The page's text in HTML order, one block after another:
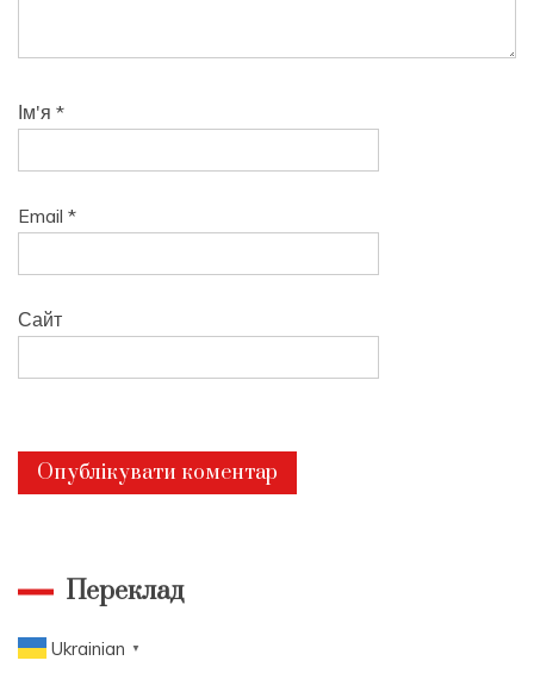
Ім'я *
Email *
Сайт
Переклад
Ukrainian ▼